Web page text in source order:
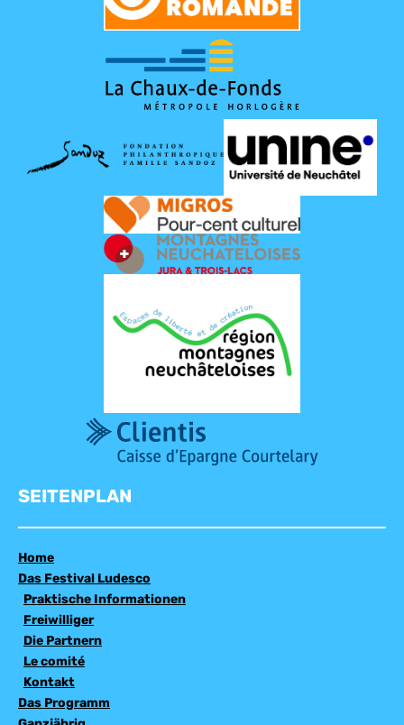
SEITENPLAN
Home
Das Festival Ludesco
Praktische Informationen
Freiwilliger
Die Partnern
Le comité
Kontakt
Das Programm